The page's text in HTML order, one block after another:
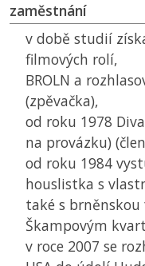
zaměstnání
v době studií
filmových rolí,
BROLN a
(zpěvačka),
od roku 1978
na provázku)
od roku 1984
houslistka s
také s
Škampovým
v roce 2007 se